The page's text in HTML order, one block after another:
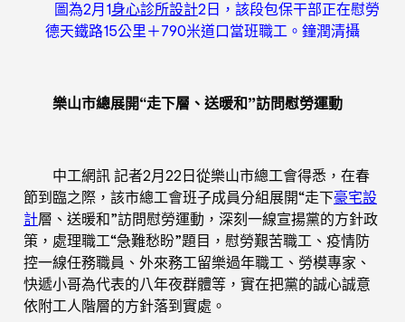
圖為2月1身心診所設計2日，該段包保干部正在慰勞
德天鐵路15公里＋790米道口當班職工。鐘潤清攝
樂山市總展開“走下層、送暖和”訪問慰勞運動
中工網訊 記者2月22日從樂山市總工會得悉，在春
節到臨之際，該市總工會班子成員分組展開“走下豪宅設
計層、送暖和”訪問慰勞運動，深刻一線宣揚黨的方針政
策，處理職工“急難愁盼”題目，慰勞艱苦職工、疫情防
控一線任務職員、外來務工留樂過年職工、勞模專家、
快遞小哥為代表的八年夜群體等，實在把黨的誠心誠意
依附工人階層的方針落到實處。